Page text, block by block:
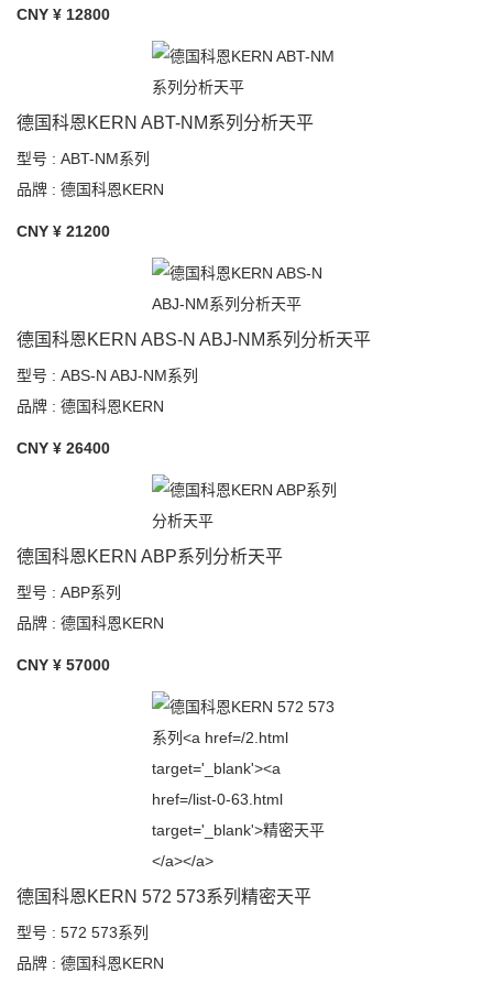
CNY ¥ 12800
德国科恩KERN ABT-NM系列分析天平
型号 : ABT-NM系列
品牌 : 德国科恩KERN
CNY ¥ 21200
德国科恩KERN ABS-N ABJ-NM系列分析天平
型号 : ABS-N ABJ-NM系列
品牌 : 德国科恩KERN
CNY ¥ 26400
德国科恩KERN ABP系列分析天平
型号 : ABP系列
品牌 : 德国科恩KERN
CNY ¥ 57000
德国科恩KERN 572 573系列精密天平
型号 : 572 573系列
品牌 : 德国科恩KERN